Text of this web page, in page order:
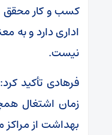
کسب و کار محقق
اداری دارد و به
نیست.
فرهادی تأکید
زمان اشتغال
بهداشت از